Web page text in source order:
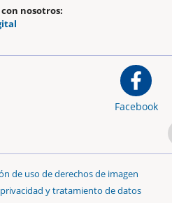
nosotros:
Facebook
de uso de derechos de imagen
y tratamiento de datos